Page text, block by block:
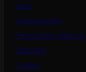
Team
Vriend worden
Permanente make-up
Webshop
Contact